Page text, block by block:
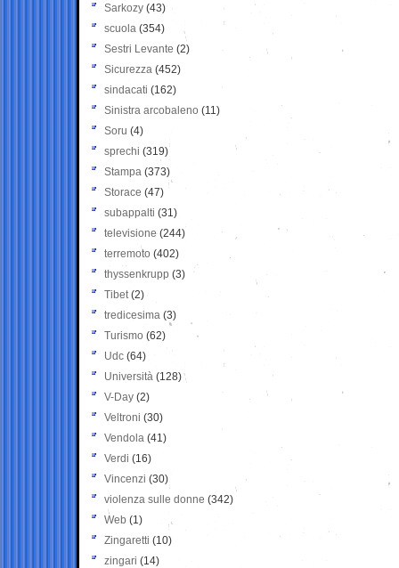
Sarkozy (43)
scuola (354)
Sestri Levante (2)
Sicurezza (452)
sindacati (162)
Sinistra arcobaleno (11)
Soru (4)
sprechi (319)
Stampa (373)
Storace (47)
subappalti (31)
televisione(244)
terremoto (402)
thyssenkrupp (3)
Tibet(2)
tredicesima (3)
Turismo (62)
Udc (64)
Università (128)
V-Day (2)
Veltroni (30)
Vendola (41)
Verdi (16)
Vincenzi (30)
violenza sulle donne (342)
Web (1)
Zingaretti (10)
zingari (14)